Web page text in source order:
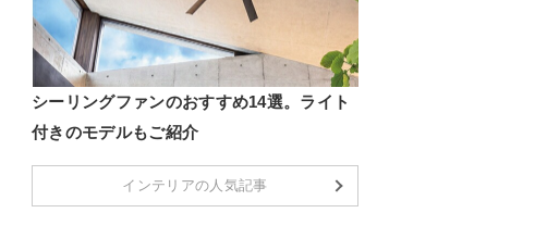
シーリングファンのおすすめ14選。ライト
付きのモデルもご紹介
インテリアの人気記事